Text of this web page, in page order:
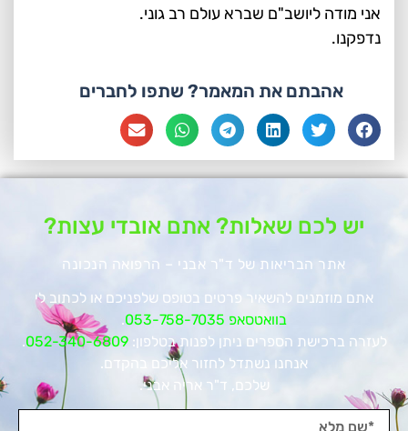
אני מודה ליושב"ם שברא עולם רב גוני.
נדפקנו.
אהבתם את המאמר? שתפו לחברים
יש לכם שאלות? אתם אובדי עצות?
אתר הבריאות של ד"ר אבני – הרפואה הנכונה
אתם מוזמנים להשאיר פרטים בטופס שלפניכם או לכתוב לי
בוואטסאפ 053-758-7035
.
לעזרה ברכישת הספרים ניתן לפנות בטלפון:052-340-6809
.
אנחנו נשתדל לחזור אליכם בהקדם.
שלכם, ד"ר אריה אבני.